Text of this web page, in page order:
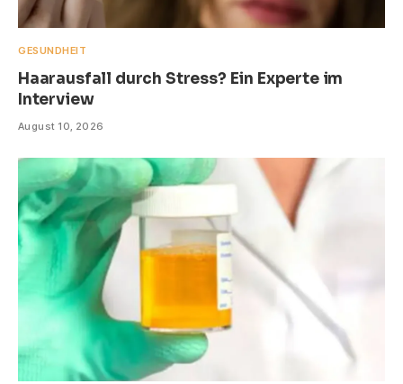
GESUNDHEIT
Haarausfall durch Stress? Ein Experte im
Interview
August 10, 2026